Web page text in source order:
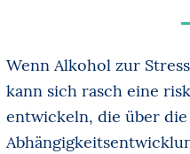
Wenn Alkohol zur
kann sich rasch eine
entwickeln, die über